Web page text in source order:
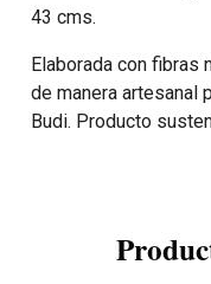
43 cms.
Elaborada con fibras
de manera artesanal
Budi. Producto